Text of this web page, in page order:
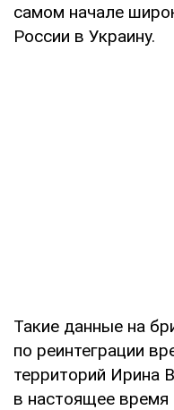
самом начале
России в Украину.
Такие данные на
по реинтеграции
территорий Ирина
в настоящее время